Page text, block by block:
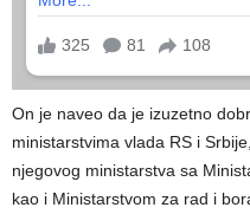
On je naveo da je izuzetno
ministarstvima vlada RS i
njegovog ministarstva sa
kao i Ministarstvom za rad i